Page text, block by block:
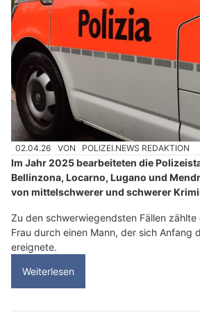
02.04.26 VON POLIZEI.NEWS REDAKTION
Im Jahr 2025 bearbeiteten die
Bellinzona, Locarno, Lugano und
von mittelschwerer und schwerer
Zu den schwerwiegendsten Fällen
Frau durch einen Mann, der sich Anfang
ereignete.
Weiterlesen